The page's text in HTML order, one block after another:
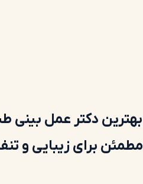
بهترین دکتر عمل بینی
مطمئن برای زیبایی و